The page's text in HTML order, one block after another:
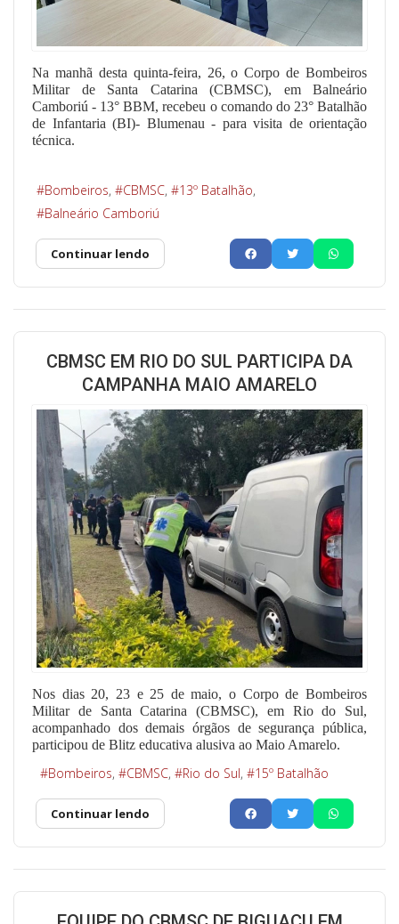
Na manhã desta quinta-feira, 26, o Corpo de Bombeiros
Militar de Santa Catarina (CBMSC), em Balneário
Camboriú - 13° BBM, recebeu o comando do 23° Batalhão
de Infantaria (BI)- Blumenau - para visita de orientação
técnica.
Bombeiros CBMSC
13º Batalhão
Balneário Camboriú
Continuar lendo
CBMSC EM RIO DO SUL PARTICIPA DA
CAMPANHA MAIO AMARELO
Nos dias 20, 23 e 25 de maio, o Corpo de Bombeiros
Militar de Santa Catarina (CBMSC), em Rio do Sul,
acompanhado dos demais órgãos de segurança pública,
participou de Blitz educativa alusiva ao Maio Amarelo.
Bombeiros CBMSC Rio do Sul 15º Batalhão
Continuar lendo